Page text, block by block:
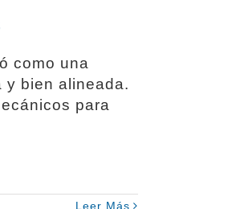
como una
y bien alineada.
para
Leer Más